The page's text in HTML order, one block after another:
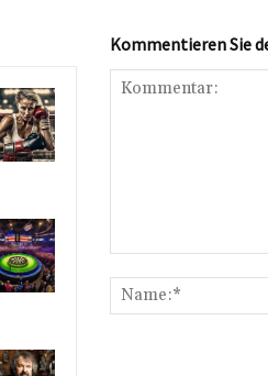
Kommentieren Sie